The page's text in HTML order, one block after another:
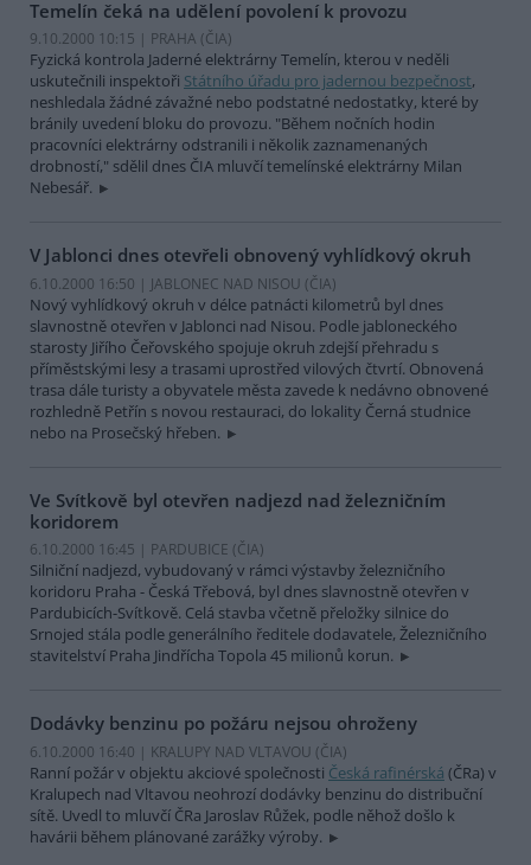
Temelín čeká na udělení povolení k provozu
9.10.2000 10:15 | PRAHA (ČIA)
Fyzická kontrola Jaderné elektrárny Temelín, kterou v neděli
uskutečnili inspektoři Státního úřadu pro jadernou bezpečnost,
neshledala žádné závažné nebo podstatné nedostatky, které by
bránily uvedení bloku do provozu. "Během nočních hodin
pracovníci elektrárny odstranili i několik zaznamenaných
drobností," sdělil dnes ČIA mluvčí temelínské elektrárny Milan
Nebesář.
V Jablonci dnes otevřeli obnovený vyhlídkový okruh
6.10.2000 16:50 | JABLONEC NAD NISOU (ČIA)
Nový vyhlídkový okruh v délce patnácti kilometrů byl dnes
slavnostně otevřen v Jablonci nad Nisou. Podle jabloneckého
starosty Jiřího Čeřovského spojuje okruh zdejší přehradu s
příměstskými lesy a trasami uprostřed vilových čtvrtí. Obnovená
trasa dále turisty a obyvatele města zavede k nedávno obnovené
rozhledně Petřín s novou restauraci, do lokality Černá studnice
nebo na Prosečský hřeben.
Ve Svítkově byl otevřen nadjezd nad železničním
koridorem
6.10.2000 16:45 | PARDUBICE (ČIA)
Silniční nadjezd, vybudovaný v rámci výstavby železničního
koridoru Praha - Česká Třebová, byl dnes slavnostně otevřen v
Pardubicích-Svítkově. Celá stavba včetně přeložky silnice do
Srnojed stála podle generálního ředitele dodavatele, Železničního
stavitelství Praha Jindřícha Topola 45 milionů korun.
Dodávky benzinu po požáru nejsou ohroženy
6.10.2000 16:40 | KRALUPY NAD VLTAVOU (ČIA)
Ranní požár v objektu akciové společnosti Česká rafinérská (ČRa) v
Kralupech nad Vltavou neohrozí dodávky benzinu do distribuční
sítě. Uvedl to mluvčí ČRa Jaroslav Růžek, podle něhož došlo k
havárii během plánované zarážky výroby.